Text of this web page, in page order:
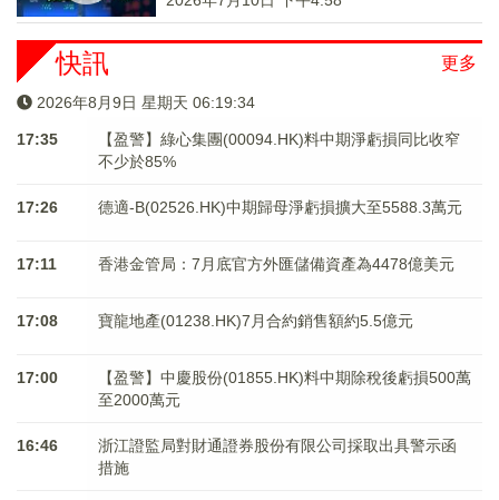
更多
快訊
2026年8月9日 星期天 06:19:35
17:35
【盈警】綠心集團(00094.HK)料中期淨虧損同比收窄
不少於85%
17:26 德適-B(02526.HK)中期歸母淨虧損擴大至5588.3萬元
17:11 香港金管局：7月底官方外匯儲備資產為4478億美元
17:08 寶龍地產(01238.HK)7月合約銷售額約5.5億元
17:00
【盈警】中慶股份(01855.HK)料中期除稅後虧損500萬
至2000萬元
16:46
浙江證監局對財通證券股份有限公司採取出具警示函
措施